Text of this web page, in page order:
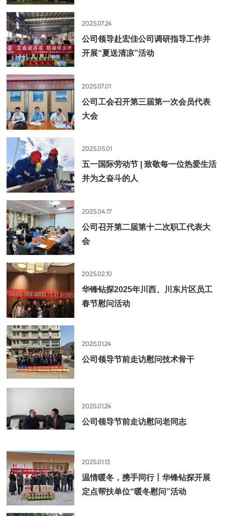
2025.07.24
公司领导赴宏佳公司调研指导工作并
开展“夏送清凉”活动
2025.07.01
公司工会召开第三届第一次会员代表
大会
2025.05.01
五一国际劳动节 | 致敬每一位热爱生活
并为之奋斗的人
2025.04.17
公司召开第二届第十二次职工代表大
会
2025.02.10
华锋钻探2025年川西、川东片区员工
春节慰问活动
2025.01.24
公司领导节前走访慰问技术骨干
2025.01.24
公司领导节前走访慰问老同志
2025.01.13
温情暖冬，携手同行丨华锋钻探开展
定点帮扶单位“暖冬慰问”活动